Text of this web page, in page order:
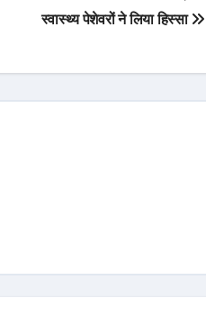
स्वास्थ्य पेशेवरों ने लिया हिस्सा